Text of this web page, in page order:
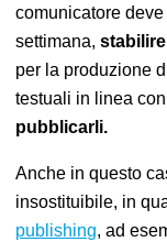
comunicatore deve
settimana,
per la produzione
testuali in linea
pubblicarli.
Anche in questo
insostituibile, in
publishing,ad